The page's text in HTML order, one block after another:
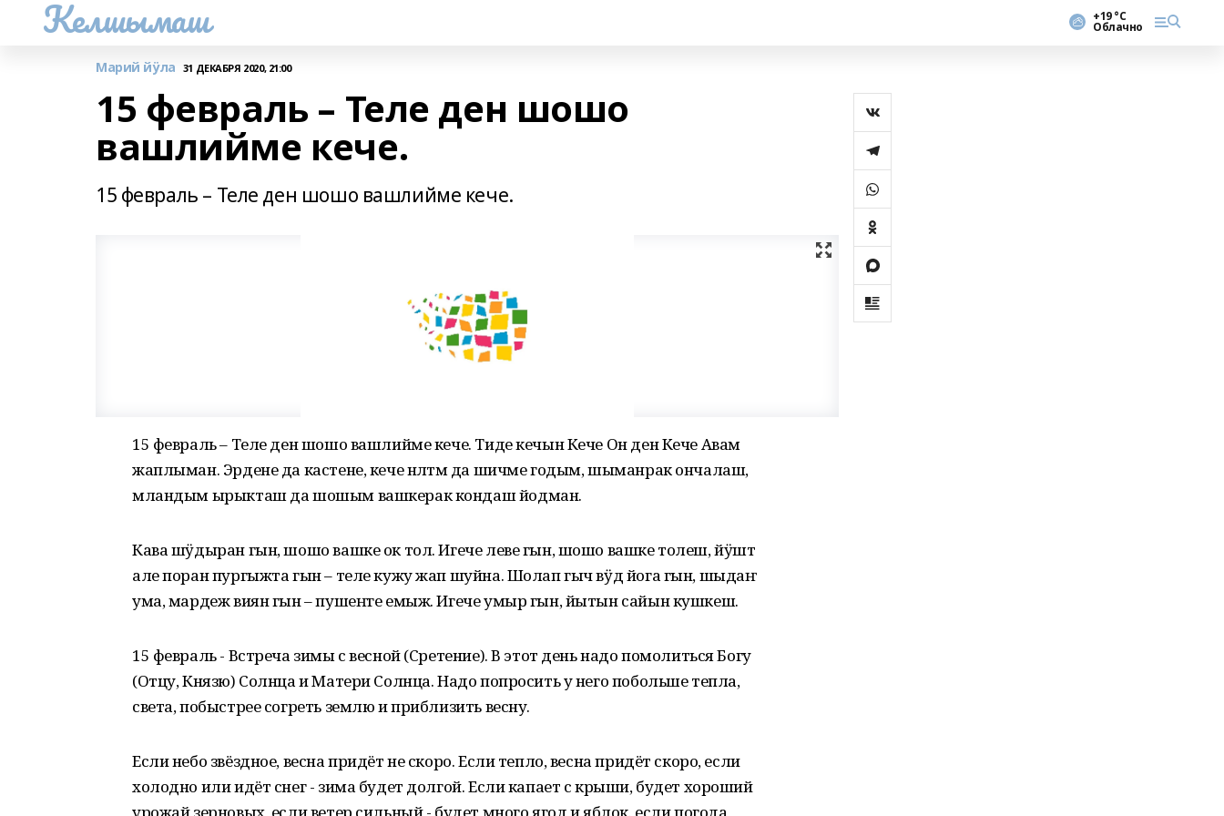
Келшымаш +19 °С
Облачно
Марий йӱла 31 ДЕКАБРЯ 2020, 21:00
15 февраль – Теле ден шошо
вашлийме кече.
15 февраль – Теле ден шошо вашлийме кече.
15 февраль – Теле ден шошо вашлийме кече. Тиде кечын Кече Он ден Кече Авам
жаплыман. Эрдене да кастене, кече нӧлтмӧ да шичме годым, шыманрак ончалаш,
мландым ырыкташ да шошым вашкерак кондаш йодман.
Кава шӱдыран гын, шошо вашке ок тол. Игече леве гын, шошо вашке толеш, йӱштӧ
але поран пургыжта гын – теле кужу жап шуйна. Шолап гыч вӱд йога гын, шыдаҥ
ума, мардеж виян гын – пушеҥге емыж. Игече умыр гын, йытын сайын кушкеш.
15 февраль - Встреча зимы с весной (Сретение). В этот день надо помолиться Богу
(Отцу, Князю) Солнца и Матери Солнца. Надо попросить у него побольше тепла,
света, побыстрее согреть землю и приблизить весну.
Если небо звёздное, весна придёт не скоро. Если тепло, весна придёт скоро, если
холодно или идёт снег - зима будет долгой. Если капает с крыши, будет хороший